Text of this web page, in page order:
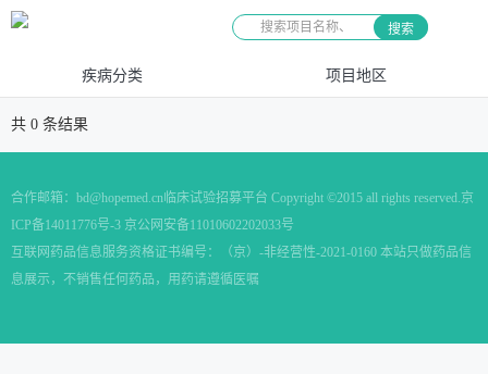
搜索
疾病分类 项目地区
共 0 条结果
合作邮箱： bd@hopemed.cn临床试验招募平台 Copyright ©2015 all rights reserved.京
ICP备14011776号-3 京公网安备11010602202033号
互联网药品信息服务资格证书编号：（京）-非经营性-2021-0160 本站只做药品信
息展示，不销售任何药品，用药请遵循医嘱